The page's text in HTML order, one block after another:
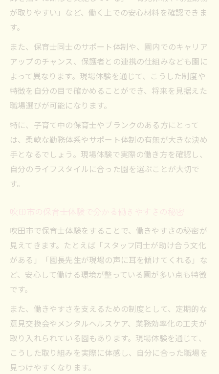
が取りやすい」など、働く上での安心材料を確認できま
す。
また、保育士同士のサポート体制や、園内でのキャリア
アップのチャンス、保護者との連携の仕組みなども園に
よって異なります。現場体験を通じて、こうした制度や
特徴を自分の目で確かめることができ、将来を見据えた
職場選びが可能になります。
特に、子育て中の保育士やブランクのある方にとって
は、柔軟な勤務体系やサポート体制の有無が大きな決め
手となるでしょう。現場体験で実際の働き方を確認し、
自分のライフスタイルに合った園を選ぶことが大切で
す。
吹田市の保育士体験で分かる働きやすさの秘密
吹田市で保育士体験をすることで、働きやすさの秘密が
見えてきます。たとえば「スタッフ同士が助け合う文化
がある」「園長先生が現場の声に耳を傾けてくれる」な
ど、安心して働ける環境が整っている園が多い点も特徴
です。
また、働きやすさを支えるための制度として、定期的な
意見交換会やメンタルヘルスケア、業務効率化の工夫が
取り入れられている園もあります。現場体験を通じて、
こうした取り組みを実際に体感し、自分に合った職場を
見つけやすくなります。